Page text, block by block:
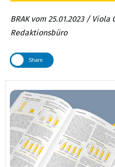
BRAK vom 25.01.2023 / Viola
Redaktionsbüro
Share